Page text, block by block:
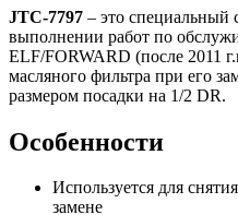
JTC-7797 – это
выполнении работ по
ELF/FORWARD (после 2011
масляного фильтра при его
размером посадки на 1/2 DR.
Особенности
Используется для
замене